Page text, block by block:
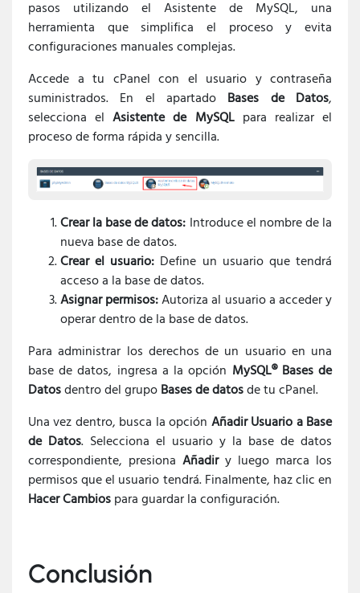
pasos utilizando el Asistente de MySQL, una
herramienta que simplifica el proceso y evita
configuraciones manuales complejas.
Accede a tu cPanel con el usuario y contraseña
suministrados. En el apartado Bases de Datos,
selecciona elAsistente de MySQLpara realizar el
proceso de forma rápida y sencilla.
Crear la base de datos: Introduce el nombre de la
nueva base de datos.
Crear el usuario: Define un usuario que tendrá
acceso a la base de datos.
Asignar permisos:Autoriza al usuario a acceder y
operar dentro de la base de datos.
Para administrar los derechos de un usuario en una
base de datos, ingresa a la opción MySQL® Bases de
Datosdentro del grupoBases de datosde tu cPanel.
Una vez dentro, busca la opción Añadir Usuario a Base
de Datos. Selecciona el usuario y la base de datos
correspondiente, presiona Añadiry luego marca los
permisos que el usuario tendrá. Finalmente, haz clic en
Hacer Cambiospara guardar la configuración.
Conclusión